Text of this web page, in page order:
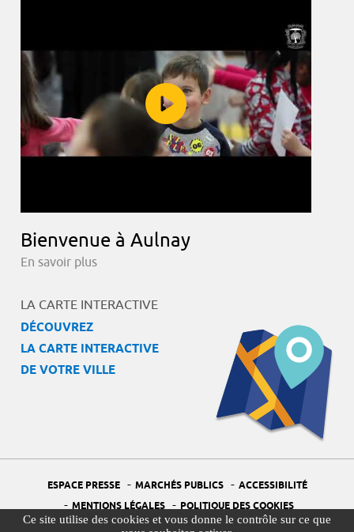
Ce site utilise des cookies et vous donne le contrôle sur ce que
Bienvenue à Aulnay
En savoir plus
LA CARTE INTERACTIVE
DÉCOUVREZ
LA CARTE INTERACTIVE
DE VOTRE VILLE
ESPACE PRESSE - MARCHÉS PUBLICS - ACCESSIBILITÉ
- MENTIONS LÉGALES - POLITIQUE DES COOKIES
PORTAIL DÉLÉGUÉ À LA PROTECTION DES DONNÉES - PLAN DU SITE